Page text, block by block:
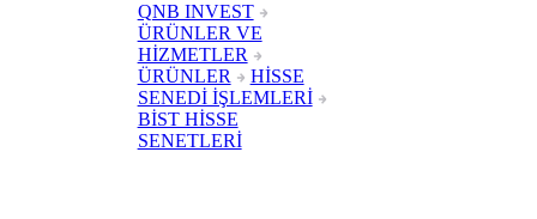
QNB INVEST
ÜRÜNLER VE
HİZMETLER
ÜRÜNLER
HİSSE
SENEDİ İŞLEMLERİ
BİST HİSSE
SENETLERİ